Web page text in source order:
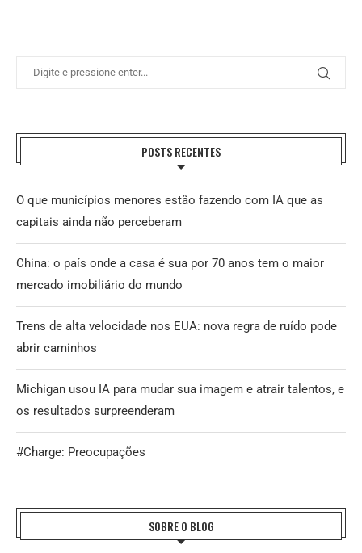
POSTS RECENTES
O que municípios menores estão fazendo com IA que as
capitais ainda não perceberam
China: o país onde a casa é sua por 70 anos tem o maior
mercado imobiliário do mundo
Trens de alta velocidade nos EUA: nova regra de ruído pode
abrir caminhos
Michigan usou IA para mudar sua imagem e atrair talentos, e
os resultados surpreenderam
#Charge: Preocupações
SOBRE O BLOG